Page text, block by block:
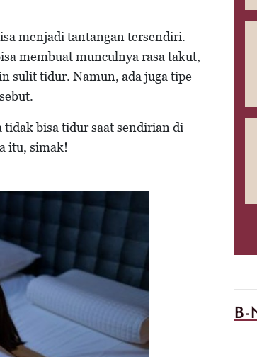
menjadi tantangan tersendiri.
membuat munculnya rasa takut,
sulit tidur. Namun, ada juga tipe
tidak bisa tidur saat sendirian di
itu, simak!
B-